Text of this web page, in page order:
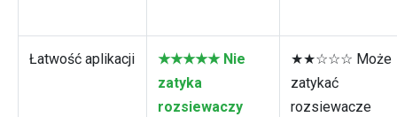
Łatwość aplikacji
★★★★★ Nie
zatyka
rozsiewaczy
★★☆☆☆ Może
zatykać
rozsiewacze